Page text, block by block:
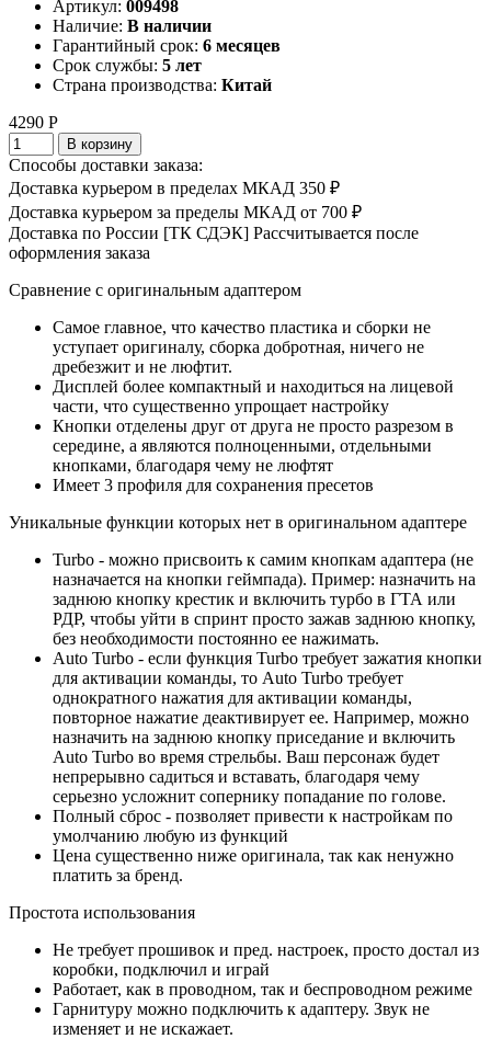
Артикул: 009498
Наличие: В наличии
Гарантийный срок: 6 месяцев
Срок службы: 5 лет
Страна производства: Китай
4290 Р
В корзину
Способы доставки заказа:
Доставка курьером в пределах МКАД 350 ₽
Доставка курьером за пределы МКАД от 700 ₽
Доставка по России [ТК СДЭК] Рассчитывается после
оформления заказа
Сравнение с оригинальным адаптером
Самое главное, что качество пластика и сборки не
уступает оригиналу, сборка добротная, ничего не
дребезжит и не люфтит.
Дисплей более компактный и находиться на лицевой
части, что существенно упрощает настройку
Кнопки отделены друг от друга не просто разрезом в
середине, а являются полноценными, отдельными
кнопками, благодаря чему не люфтят
Имеет 3 профиля для сохранения пресетов
Уникальные функции которых нет в оригинальном адаптере
Turbo - можно присвоить к самим кнопкам адаптера (не
назначается на кнопки геймпада). Пример: назначить на
заднюю кнопку крестик и включить турбо в ГТА или
РДР, чтобы уйти в спринт просто зажав заднюю кнопку,
без необходимости постоянно ее нажимать.
Auto Turbo - если функция Turbo требует зажатия кнопки
для активации команды, то Auto Turbo требует
однократного нажатия для активации команды,
повторное нажатие деактивирует ее. Например, можно
назначить на заднюю кнопку приседание и включить
Auto Turbo во время стрельбы. Ваш персонаж будет
непрерывно садиться и вставать, благодаря чему
серьезно усложнит сопернику попадание по голове.
Полный сброс - позволяет привести к настройкам по
умолчанию любую из функций
Цена существенно ниже оригинала, так как ненужно
платить за бренд.
Простота использования
Не требует прошивок и пред. настроек, просто достал из
коробки, подключил и играй
Работает, как в проводном, так и беспроводном режиме
Гарнитуру можно подключить к адаптеру. Звук не
изменяет и не искажает.